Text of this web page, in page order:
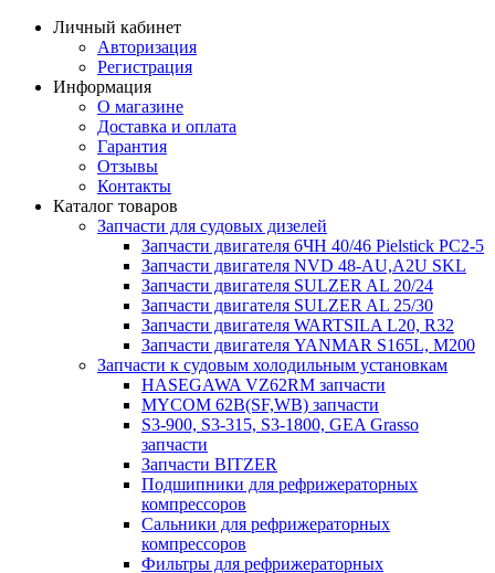
Личный кабинет
Авторизация
Регистрация
Информация
О магазине
Доставка и оплата
Гарантия
Отзывы
Контакты
Каталог товаров
Запчасти для судовых дизелей
Запчасти двигателя 6ЧН 40/46 Pielstick PC2-5
Запчасти двигателя NVD 48-AU,A2U SKL
Запчасти двигателя SULZER AL 20/24
Запчасти двигателя SULZER AL 25/30
Запчасти двигателя WARTSILA L20, R32
Запчасти двигателя YANMAR S165L, M200
Запчасти к судовым холодильным установкам
HASEGAWA VZ62RM запчасти
MYCOM 62B(SF,WB) запчасти
S3-900, S3-315, S3-1800, GEA Grasso
запчасти
Запчасти BITZER
Подшипники для рефрижераторных
компрессоров
Сальники для рефрижераторных
компрессоров
Фильтры для рефрижераторных